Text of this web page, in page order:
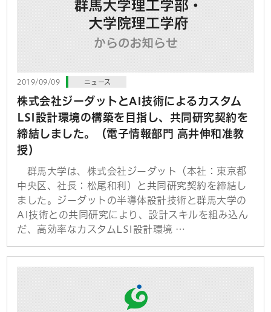
2019/09/09 ニュース
株式会社ジーダットとAI技術によるカスタム
LSI設計環境の構築を目指し、共同研究契約を
締結しました。（電子情報部門 高井伸和准教
授）
群馬大学は、株式会社ジーダット（本社：東京都
中央区、社長：松尾和利）と共同研究契約を締結し
ました。ジーダットの半導体設計技術と群馬大学の
AI技術との共同研究により、設計スキルを組み込ん
だ、高効率なカスタムLSI設計環境 …